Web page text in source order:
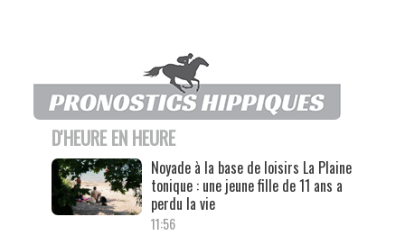
D'HEURE EN HEURE
Noyade à la base de loisirs La Plaine
tonique : une jeune fille de 11 ans a
perdu la vie
11:56